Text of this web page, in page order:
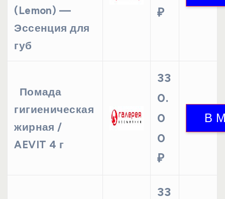
(Lemon) —
Эссенция для
губ
₽
Помада
гигиеническая
жирная /
AEVIT 4 г
33
0.
0
0
₽
33